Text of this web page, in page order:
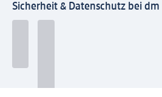
Sicherheit & Datenschutz bei dm